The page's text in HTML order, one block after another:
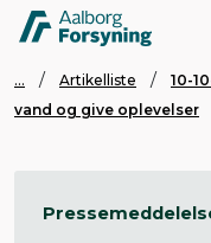
... Artikelliste
10-
vand og give oplevelser